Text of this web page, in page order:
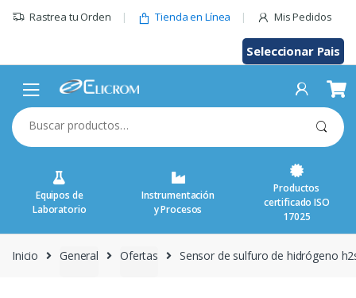
Rastrea tu Orden Tienda en Línea Mis Pedidos
Seleccionar Pais
Buscar
por:
Equipos de
Laboratorio
Instrumentación
y Procesos
Productos
certificado ISO
17025
Inicio General Ofertas Sensor de sulfuro de hidrógeno